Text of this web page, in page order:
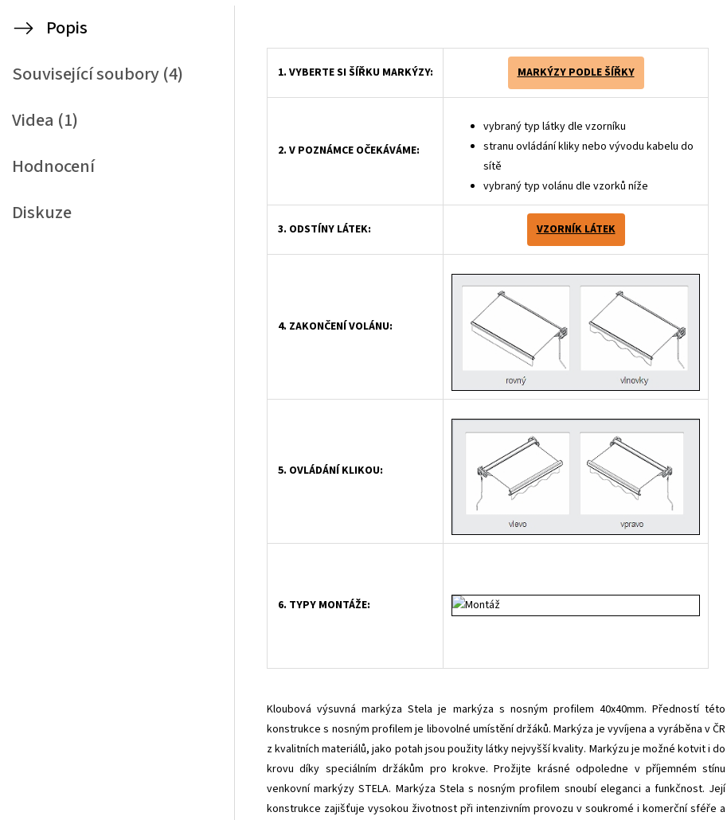
Popis
Související soubory (4)
Videa (1)
Hodnocení
Diskuze
1. VYBERTE SI ŠÍŘKU MARKÝZY: MARKÝZY PODLE ŠÍŘKY
2. V POZNÁMCE OČEKÁVÁME:
vybraný typ látky dle vzorníku
stranu ovládání kliky nebo vývodu kabelu do
sítě
vybraný typ volánu dle vzorků níže
3. ODSTÍNY LÁTEK: VZORNÍK LÁTEK
4. ZAKONČENÍ VOLÁNU:
5. OVLÁDÁNÍ KLIKOU:
6. TYPY MONTÁŽE:
Kloubová výsuvná markýza Stela je markýza s nosným profilem 40x40mm. Předností této
konstrukce s nosným profilem je libovolné umístění držáků. Markýza je vyvíjena a vyráběna v ČR
z kvalitních materiálů, jako potah jsou použity látky nejvyšší kvality. Markýzu je možné kotvit i do
krovu díky speciálním držákům pro krokve. Prožijte krásné odpoledne v příjemném stínu
venkovní markýzy STELA. Markýza Stela s nosným profilem snoubí eleganci a funkčnost. Její
konstrukce zajišťuje vysokou životnost při intenzivním provozu v soukromé i komerční sféře a